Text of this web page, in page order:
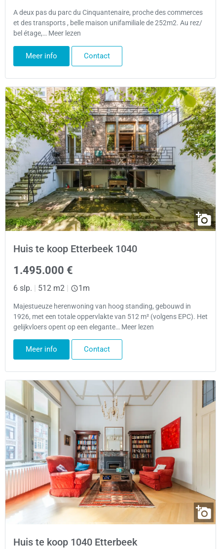
A deux pas du parc du Cinquantenaire, proche des commerces
et des transports , belle maison unifamiliale de 252m2. Au rez/
bel étage,… Meer lezen
Meer info Contact
Huis te koop Etterbeek 1040
1.495.000 €
6 slp. | 512 m2 | 1m
Majestueuze herenwoning van hoog standing, gebouwd in
1926, met een totale oppervlakte van 512 m² (volgens EPC). Het
gelijkvloers opent op een elegante… Meer lezen
Meer info Contact
Huis te koop 1040 Etterbeek